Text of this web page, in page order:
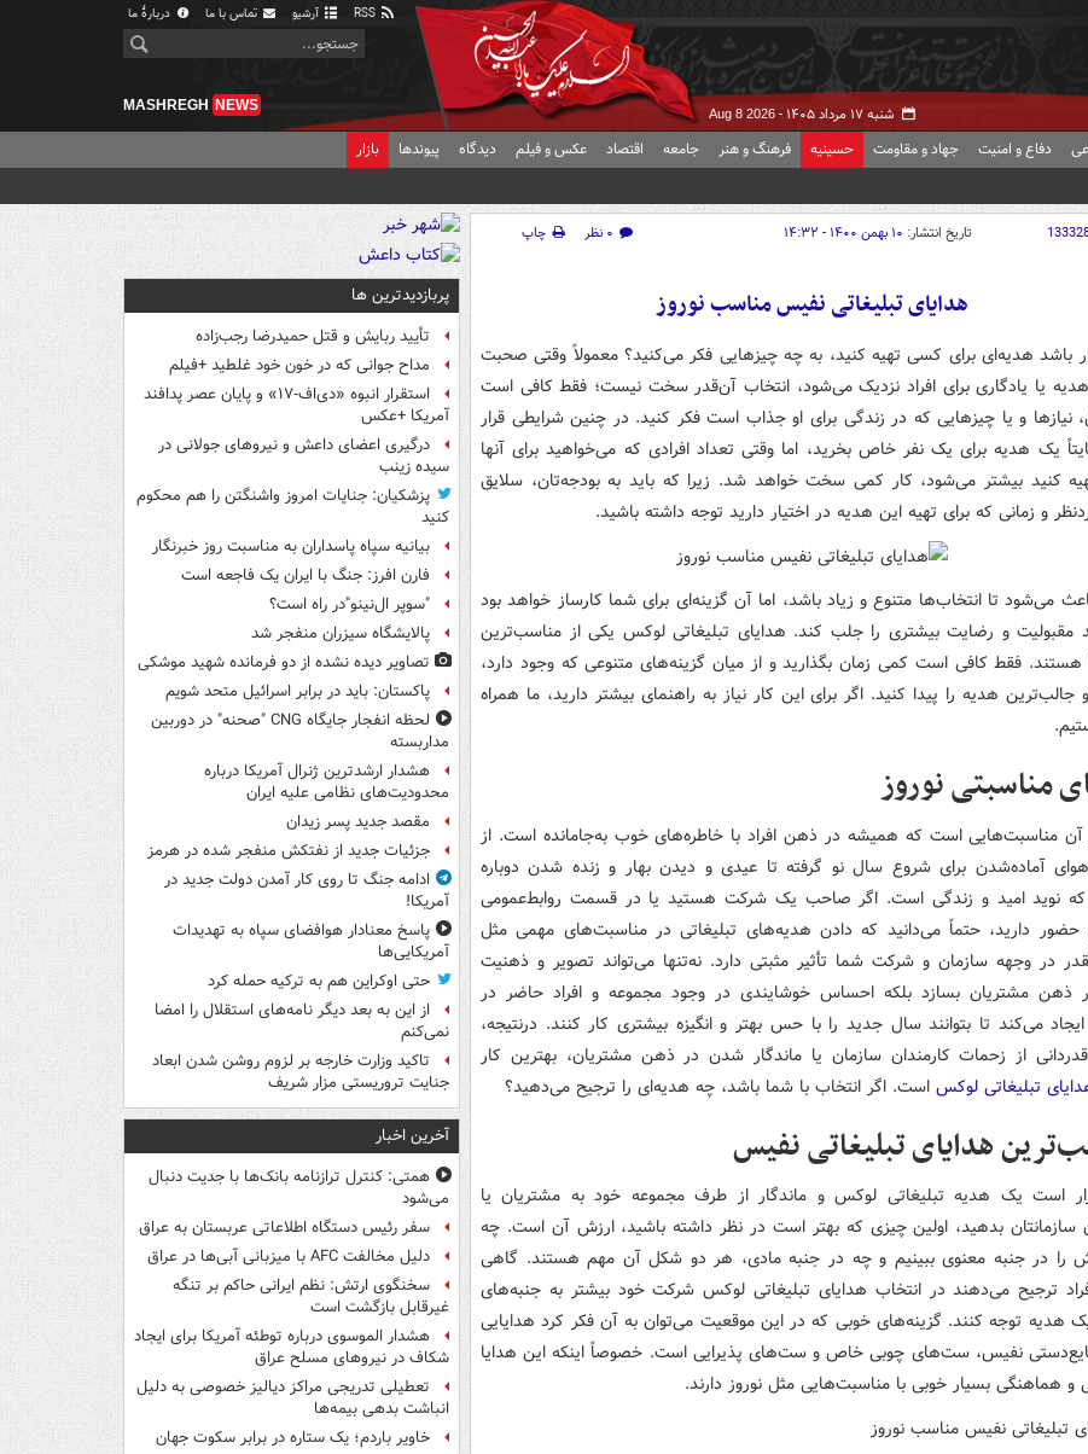
آرشیو تماس با ما دربارهٔ ما
شنبه ۱۷ مرداد ۱۴۰۵ - Aug 8 2026
MASHREGH NEWS
دفاع و امنیت جهاد و مقاومت حسینیه فرهنگ و هنر جامعه اقتصاد عکس و فیلم دیدگاه پیوندها بازار
تاریخ انتشار: ۱۰ بهمن ۱۴۰۰ - ۱۴:۳۲ ۰ نظر
چاپ
هدایای تبلیغاتی نفیس مناسب نوروز
باشد هدیه‌ای برای کسی تهیه کنید، به چه چیزهایی فکر می‌کنید؟ معمولاً وقتی صحبت
هدیه یا یادگاری برای افراد نزدیک می‌شود، انتخاب آن‌قدر سخت نیست؛ فقط کافی است
نیازها و یا چیزهایی که در زندگی برای او جذاب است فکر کنید. در چنین شرایطی قرار
یک هدیه برای یک نفر خاص بخرید، اما وقتی تعداد افرادی که می‌خواهید برای آنها
کنید بیشتر می‌شود، کار کمی سخت خواهد شد. زیرا که باید به بودجه‌تان، سلایق
و زمانی که برای تهیه این هدیه در اختیار دارید توجه داشته باشید.
می‌شود تا انتخاب‌ها متنوع و زیاد باشد، اما آن گزینه‌ای برای شما کارساز خواهد بود
مقبولیت و رضایت بیشتری را جلب کند. هدایای تبلیغاتی لوکس یکی از مناسب‌ترین
هستند. فقط کافی است کمی زمان بگذارید و از میان گزینه‌های متنوعی که وجود دارد،
جالب‌ترین هدیه را پیدا کنید. اگر برای این کار نیاز به راهنمای بیشتر دارید، ما همراه
مناسبتی نوروز
آن مناسبت‌هایی است که همیشه در ذهن افراد با خاطره‌های خوب به‌جامانده است. از
آماده‌شدن برای شروع سال نو گرفته تا عیدی و دیدن بهار و زنده شدن دوباره
نوید امید و زندگی است. اگر صاحب یک شرکت هستید یا در قسمت روابط‌عمومی
حضور دارید، حتماً می‌دانید که دادن هدیه‌های تبلیغاتی در مناسبت‌های مهمی مثل
در وجهه سازمان و شرکت شما تأثیر مثبتی دارد. نه‌تنها می‌تواند تصویر و ذهنیت
ذهن مشتریان بسازد بلکه احساس خوشایندی در وجود مجموعه و افراد حاضر در
می‌کند تا بتوانند سال جدید را با حس بهتر و انگیزه بیشتری کار کنند. درنتیجه،
از زحمات کارمندان سازمان یا ماندگار شدن در ذهن مشتریان، بهترین کار
تبلیغاتی لوکس است. اگر انتخاب با شما باشد، چه هدیه‌ای را ترجیح می‌دهید؟
هدایای تبلیغاتی نفیس
است یک هدیه تبلیغاتی لوکس و ماندگار از طرف مجموعه خود به مشتریان یا
سازمانتان بدهید، اولین چیزی که بهتر است در نظر داشته باشید، ارزش آن است. چه
را در جنبه معنوی ببینیم و چه در جنبه مادی، هر دو شکل آن مهم هستند. گاهی
ترجیح می‌دهند در انتخاب هدایای تبلیغاتی لوکس شرکت خود بیشتر به جنبه‌های
هدیه توجه کنند. گزینه‌های خوبی که در این موقعیت می‌توان به آن فکر کرد هدایایی
نفیس، ست‌های چوبی خاص و ست‌های پذیرایی است. خصوصاً اینکه این هدایا
و هماهنگی بسیار خوبی با مناسبت‌هایی مثل نوروز دارند.
پربازدیدترین ها
تأیید ربایش و قتل حمیدرضا رجب‌زاده
مداح جوانی که در خون خود غلطید +فیلم
استقرار انبوه «دی‌اف‑۱۷» و پایان عصر پدافند
آمریکا +عکس
درگیری اعضای داعش و نیروهای جولانی در
سیده زینب
پزشکیان: جنایات امروز واشنگتن را هم محکوم
کنید
بیانیه سپاه پاسداران به مناسبت روز خبرنگار
فارن افرز: جنگ با ایران یک فاجعه است
"سوپر ال‌نینو"در راه است؟
پالایشگاه سیزران منفجر شد
تصاویر دیده‌ نشده از دو فرمانده شهید موشکی
پاکستان: باید در برابر اسرائیل متحد شویم
لحظه انفجار جایگاه CNG "صحنه" در دوربین
مداربسته
هشدار ارشدترین ژنرال آمریکا درباره
محدودیت‌های نظامی علیه ایران
مقصد جدید پسر زیدان
جزئیات جدید از نفتکش منفجر شده در هرمز
ادامه جنگ تا روی کار آمدن دولت جدید در
آمریکا!
پاسخ معنادار هوافضای سپاه به تهدیدات
آمریکایی‌ها
حتی اوکراین هم به ترکیه حمله کرد
از این به بعد دیگر نامه‌های استقلال را امضا
نمی‌کنم
تاکید وزارت خارجه بر لزوم روشن شدن ابعاد
جنایت تروریستی مزار شریف
آخرین اخبار
همتی: کنترل ترازنامه بانک‌ها با جدیت دنبال
می‌شود
سفر رئیس دستگاه اطلاعاتی عربستان به عراق
دلیل مخالفت AFC با میزبانی آبی‌ها در عراق
سخنگوی ارتش: نظم ایرانی حاکم بر تنگه
غیرقابل بازگشت است
هشدار الموسوی درباره توطئه آمریکا برای ایجاد
شکاف در نیروهای مسلح عراق
تعطیلی تدریجی مراکز دیالیز خصوصی به دلیل
انباشت بدهی بیمه‌ها
خاویر باردم؛ یک ستاره در برابر سکوت جهان